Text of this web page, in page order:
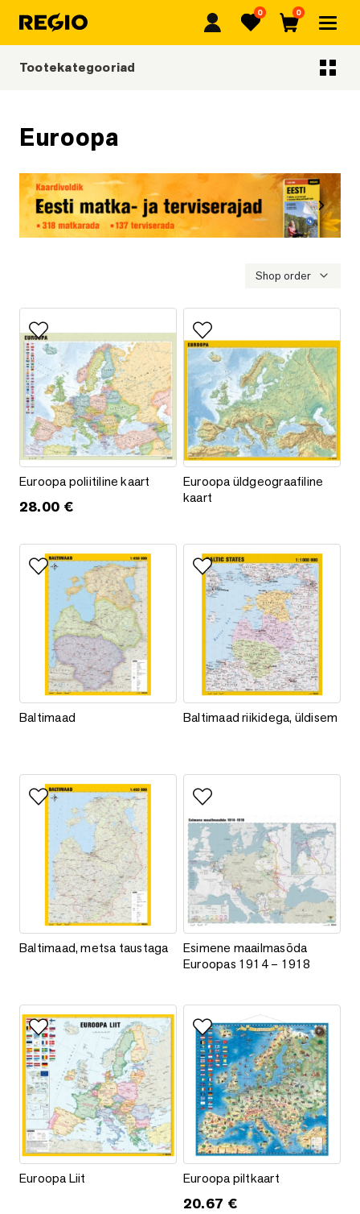
Regio Lemmikud
0
Ostukorv
0
Euroopa
Shop order
Lisa lemmikutesse
Euroopa poliitiline kaart
Euroopa poliitiline kaart
28.00 €
Lisa lemmikutesse
Euroopa üldgeograafiline kaart
Euroopa üldgeograafiline
kaart
Lisa lemmikutesse
Baltimaad
Baltimaad
Lisa lemmikutesse
Baltimaad riikidega, üldisem
Baltimaad riikidega, üldisem
Lisa lemmikutesse
Baltimaad, metsa taustaga
Baltimaad, metsa taustaga
Lisa lemmikutesse
Esimene maailmasõda
Esimene maailmasõda
Euroopas 1914 – 1918
Lisa lemmikutesse
Euroopa Liit
Euroopa Liit
Lisa lemmikutesse
Euroopa piltkaart
Euroopa piltkaart
20.67 €
Tootekategooriad